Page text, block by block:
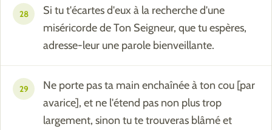
28
Si tu t'écartes d'eux à la recherche d'une
miséricorde de Ton Seigneur, que tu espères,
adresse-leur une parole bienveillante.
29
Ne porte pas ta main enchaînée à ton cou [par
avarice], et ne l'étend pas non plus trop
largement, sinon tu te trouveras blâmé et